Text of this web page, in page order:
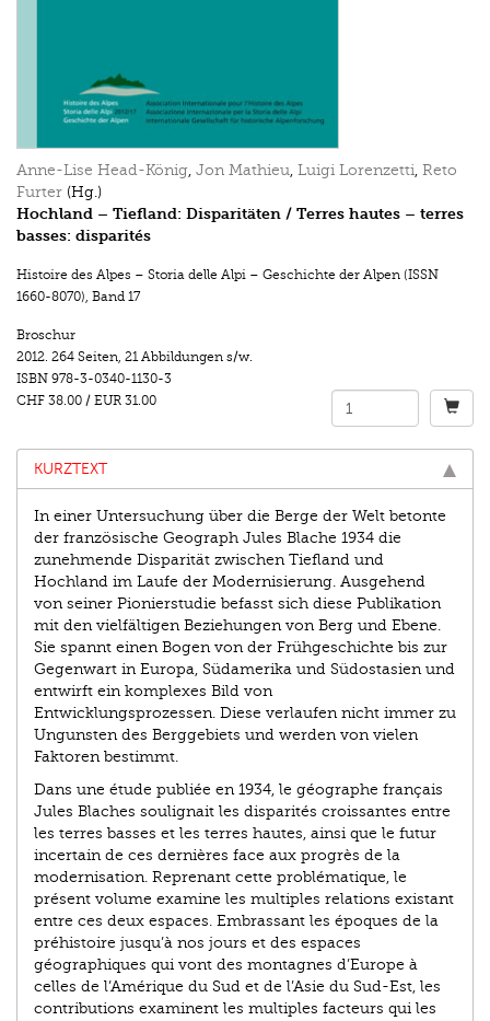
Anne-Lise Head-König, Jon Mathieu, Luigi Lorenzetti, Reto
Furter (Hg.)
Hochland – Tiefland: Disparitäten / Terres hautes – terres
basses: disparités
Histoire des Alpes – Storia delle Alpi – Geschichte der Alpen (ISSN
1660-8070), Band 17
Broschur
2012. 264 Seiten, 21 Abbildungen s/w.
ISBN 978-3-0340-1130-3
CHF 38.00 / EUR 31.00
KURZTEXT
In einer Untersuchung über die Berge der Welt betonte
der französische Geograph Jules Blache 1934 die
zunehmende Disparität zwischen Tiefland und
Hochland im Laufe der Modernisierung. Ausgehend
von seiner Pionierstudie befasst sich diese Publikation
mit den vielfältigen Beziehungen von Berg und Ebene.
Sie spannt einen Bogen von der Frühgeschichte bis zur
Gegenwart in Europa, Südamerika und Südostasien und
entwirft ein komplexes Bild von
Entwicklungsprozessen. Diese verlaufen nicht immer zu
Ungunsten des Berggebiets und werden von vielen
Faktoren bestimmt.
Dans une étude publiée en 1934, le géographe français
Jules Blaches soulignait les disparités croissantes entre
les terres basses et les terres hautes, ainsi que le futur
incertain de ces dernières face aux progrès de la
modernisation. Reprenant cette problématique, le
présent volume examine les multiples relations existant
entre ces deux espaces. Embrassant les époques de la
préhistoire jusqu’à nos jours et des espaces
géographiques qui vont des montagnes d’Europe à
celles de l’Amérique du Sud et de l’Asie du Sud-Est, les
contributions examinent les multiples facteurs qui les